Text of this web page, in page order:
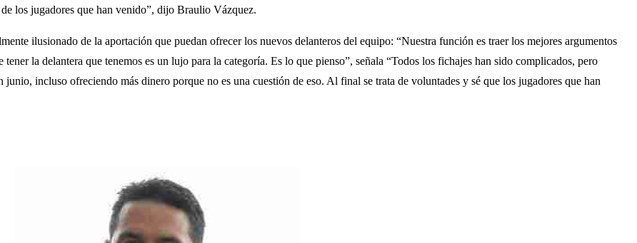
los jugadores que han venido”, dijo Braulio Vázquez.
ilusionado de la aportación que puedan ofrecer los nuevos delanteros del equipo: “Nuestra función es traer los mejores argumentos
la delantera que tenemos es un lujo para la categoría. Es lo que pienso”, señala “Todos los fichajes han sido complicados, pero
incluso ofreciendo más dinero porque no es una cuestión de eso. Al final se trata de voluntades y sé que los jugadores que han